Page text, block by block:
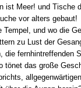
ist Meer! und Tische
vor alters gebaut!
und wo die
zu Lust der
die fernhintreffenden
tönet das große